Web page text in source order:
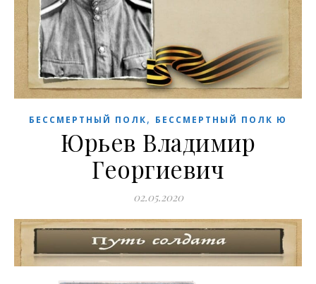
БЕССМЕРТНЫЙ ПОЛК, БЕССМЕРТНЫЙ ПОЛК Ю
Юрьев Владимир
Георгиевич
02.05.2020